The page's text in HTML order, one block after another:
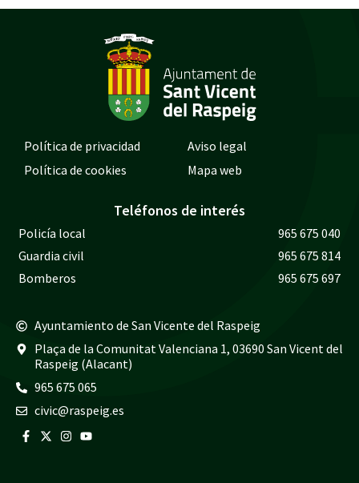
Política de privacidad
Aviso legal
Política de cookies
Mapa web
Teléfonos de interés
Policía local
965 675 040
Guardia civil
965 675 814
Bomberos
965 675 697
Ayuntamiento de San Vicente del Raspeig
Plaça de la Comunitat Valenciana 1, 03690 San Vicent del
Raspeig (Alacant)
965 675 065
civic@raspeig.es